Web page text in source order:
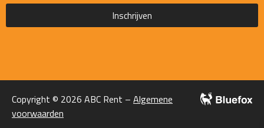
Inschrijven
Copyright © 2026 ABC Rent – Algemene
voorwaarden